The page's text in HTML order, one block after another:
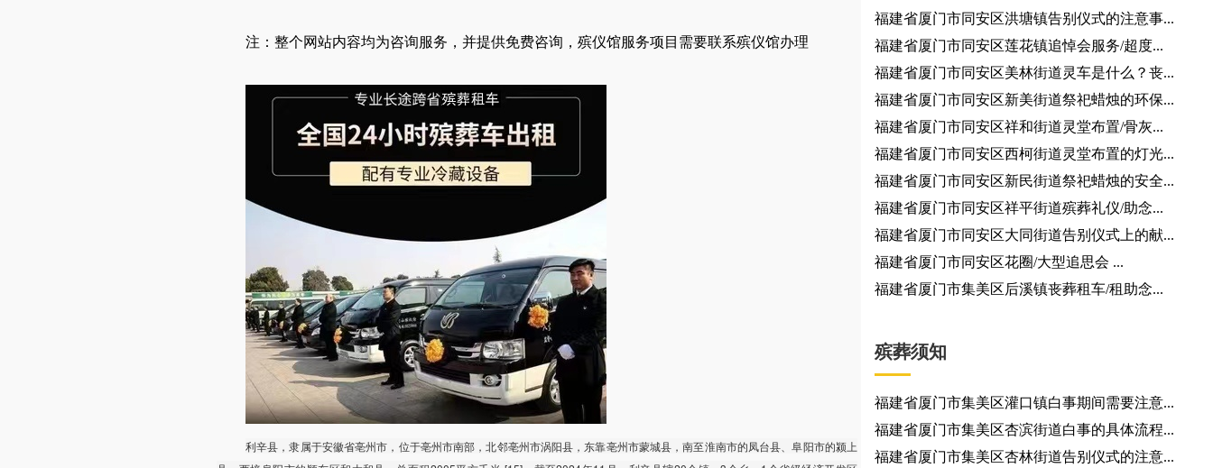
注：整个网站内容均为咨询服务，并提供免费咨询，殡仪馆服务项目需要联系殡仪馆办理
利辛县，隶属于安徽省亳州市，位于亳州市南部，北邻亳州市涡阳县，东靠亳州市蒙城县，南至淮南市的凤台县、阜阳市的颍上
福建省厦门市同安区洪塘镇告别仪式的注意事...
福建省厦门市同安区莲花镇追悼会服务/超度...
福建省厦门市同安区美林街道灵车是什么？丧...
福建省厦门市同安区新美街道祭祀蜡烛的环保...
福建省厦门市同安区祥和街道灵堂布置/骨灰...
福建省厦门市同安区西柯街道灵堂布置的灯光...
福建省厦门市同安区新民街道祭祀蜡烛的安全...
福建省厦门市同安区祥平街道殡葬礼仪/助念...
福建省厦门市同安区大同街道告别仪式上的献...
福建省厦门市同安区花圈/大型追思会 ...
福建省厦门市集美区后溪镇丧葬租车/租助念...
殡葬须知
福建省厦门市集美区灌口镇白事期间需要注意...
福建省厦门市集美区杏滨街道白事的具体流程...
福建省厦门市集美区杏林街道告别仪式的注意...